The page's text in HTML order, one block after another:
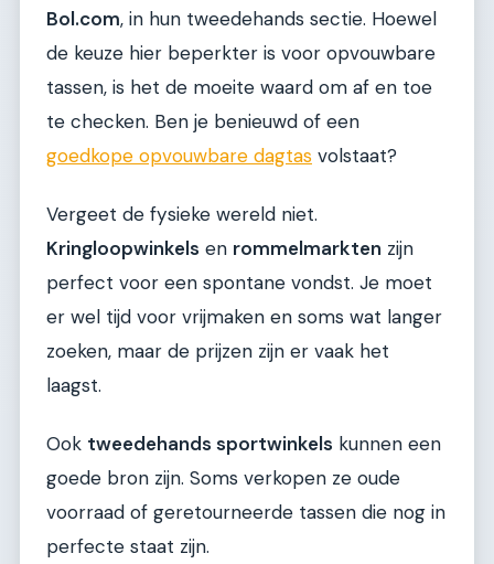
Bol.com, in hun tweedehands sectie. Hoewel
de keuze hier beperkter is voor opvouwbare
tassen, is het de moeite waard om af en toe
te checken. Ben je benieuwd of een
goedkope opvouwbare dagtas volstaat?
Vergeet de fysieke wereld niet.
Kringloopwinkels en rommelmarkten zijn
perfect voor een spontane vondst. Je moet
er wel tijd voor vrijmaken en soms wat langer
zoeken, maar de prijzen zijn er vaak het
laagst.
Ook tweedehands sportwinkels kunnen een
goede bron zijn. Soms verkopen ze oude
voorraad of geretourneerde tassen die nog in
perfecte staat zijn.